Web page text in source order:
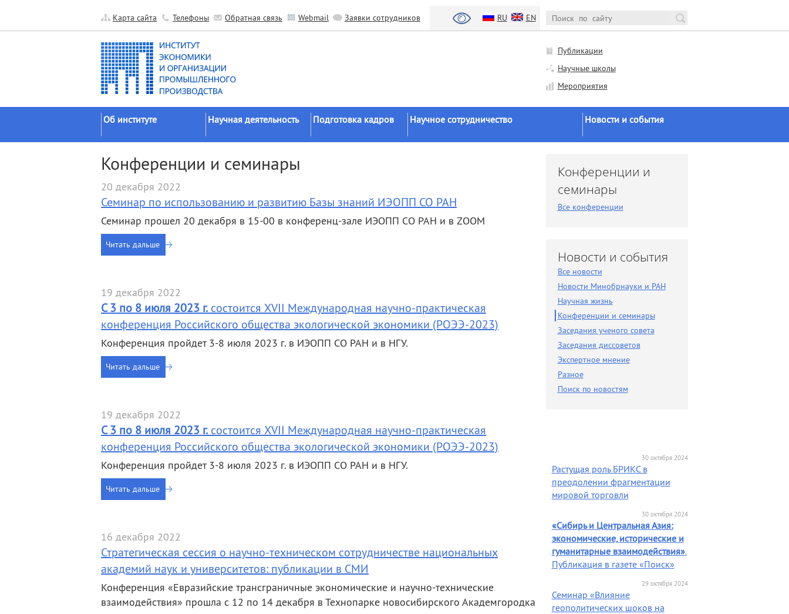
Карта сайта Телефоны Обратная связь Webmail Заявки сотрудников RU EN
Публикации
Научные школы
Мероприятия
Об институте
Официальные документы
История
Руководство
Научные подразделения
Прочие подразделения
Издательская
Научная деятельность
исследований
Прикладные разработки
Гранты
Подготовка кадров
Диссертационные
Научное сотрудничество
Органы власти
Бизнес
Новости и события
Научная жизнь
Конференции и семинары
Экспертное мнение
Разное
Поиск по новостям
Конференции и семинары
20 декабря 2022
Семинар по использованию и развитию Базы знаний ИЭОПП СО РАН
Семинар прошел 20 декабря в 15-00 в конференц-зале ИЭОПП СО РАН и в ZOOM
Читать дальше
19 декабря 2022
С 3 по 8 июля 2023 г. состоится XVII Международная научно-практическая
конференция Российского общества экологической экономики (РОЭЭ-2023)
Конференция пройдет 3-8 июля 2023 г. в ИЭОПП СО РАН и в НГУ.
Читать дальше
19 декабря 2022
С 3 по 8 июля 2023 г. состоится XVII Международная научно-практическая
конференция Российского общества экологической экономики (РОЭЭ-2023)
Конференция пройдет 3-8 июля 2023 г. в ИЭОПП СО РАН и в НГУ.
Читать дальше
16 декабря 2022
Стратегическая сессия о научно-техническом сотрудничестве национальных
академий наук и университетов: публикации в СМИ
Конференция «Евразийские трансграничные экономические и научно-технические
взаимодействия» прошла с 12 по 14 декабря в Технопарке новосибирского Академгородка
Конференции и
семинары
Все конференции
Новости и события
Все новости
Новости Минобрнауки и РАН
Научная жизнь
Конференции и семинары
Заседания ученого совета
Заседания диссоветов
Экспертное мнение
Разное
Поиск по новостям
30 октября 2024
Растущая роль БРИКС в
преодолении фрагментации
мировой торговли
30 октября 2024
«Сибирь и Центральная Азия:
экономические, исторические и
гуманитарные взаимодействия».
Публикация в газете «Поиск»
29 октября 2024
Семинар «Влияние
геополитических шоков на